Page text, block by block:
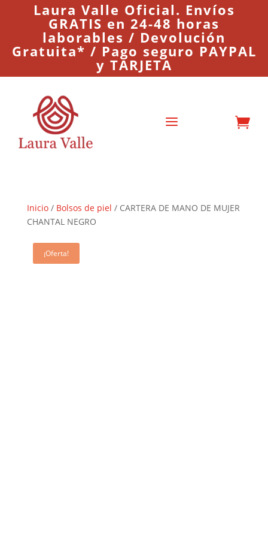
Laura Valle Oficial. Envíos
GRATIS en 24-48 horas
laborables / Devolución
Gratuita* / Pago seguro PAYPAL
y TARJETA
a 
Inicio/ Bolsos de piel / CARTERA DE MANO DE MUJER
CHANTAL NEGRO
¡Oferta!